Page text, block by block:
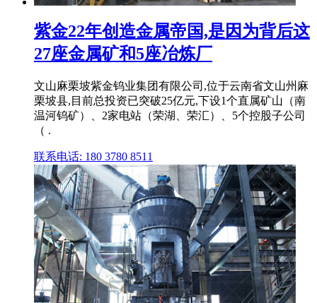
紫金22年创造金属帝国,是因为背后这
27座金属矿和5座冶炼厂
文山麻栗坡紫金钨业集团有限公司,位于云南省文山州麻
栗坡县,目前总投资已突破25亿元,下设1个直属矿山（南
温河钨矿）、2家电站（荣湖、荣汇）、5个控股子公司
（ .
联系电话: 180 3780 8511